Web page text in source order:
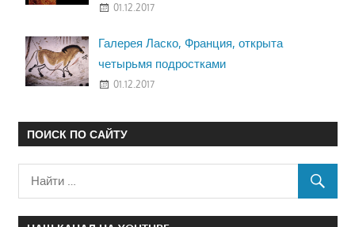
01.12.2017
Галерея Ласко, Франция, открыта
четырьмя подростками
01.12.2017
ПОИСК ПО САЙТУ